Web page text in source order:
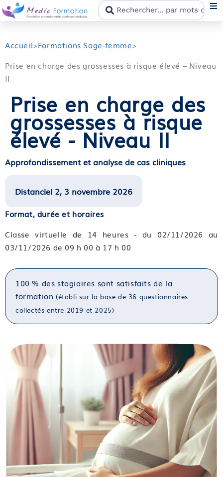
Accueil>Formations Sage-femme>
Prise en charge des grossesses à risque élevé – Niveau
II
Prise en charge des
grossesses à risque
élevé - Niveau II
Approfondissement et analyse de cas cliniques
Distanciel 2, 3 novembre 2026
Format, durée et horaires
Classe virtuelle de 14 heures - du 02/11/2026 au
03/11/2026 de 09 h 00 à 17 h 00
100 % des stagiaires sont satisfaits de la
formation (établi sur la base de 36 questionnaires
collectés entre 2019 et 2025)